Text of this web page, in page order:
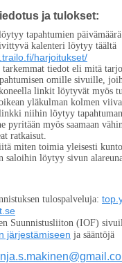
ja tulokset:
tapahtumien
kalenteri löytyy täältä
harjoitukset/
tarkemmat tiedot eli mitä
omille sivuille,
linkit löytyvät myös
yläkulman kolmen
niihin löytyy
pyritään myös saamaan
ratkaisut.
miten toimia yleisesti
saloihin löytyy sivun
tulospalveluja:
Suunnistusliiton (IOF)
järjestämiseen ja sääntöjä